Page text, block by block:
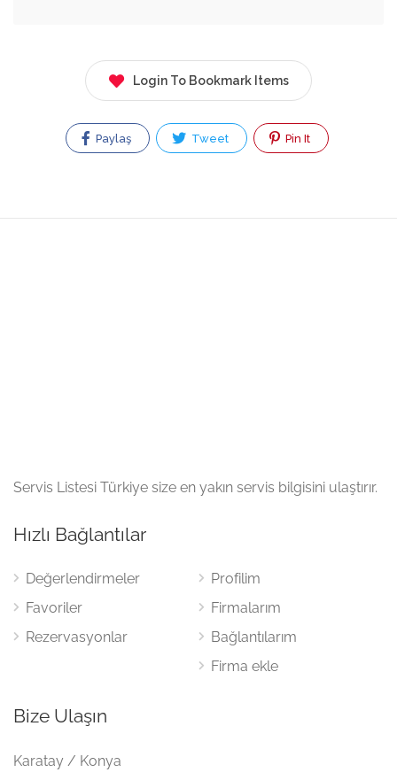
Login To Bookmark Items
Paylaş Tweet Pin It
Servis Listesi Türkiye size en yakın servis bilgisini ulaştırır.
Hızlı Bağlantılar
Değerlendirmeler
Favoriler
Rezervasyonlar
Profilim
Firmalarım
Bağlantılarım
Firma ekle
Bize Ulaşın
Karatay / Konya